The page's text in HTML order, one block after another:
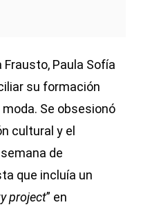
Frausto, Paula Sofía
su formación
Se obsesionó
cultural y el
de
que incluía un
project” en